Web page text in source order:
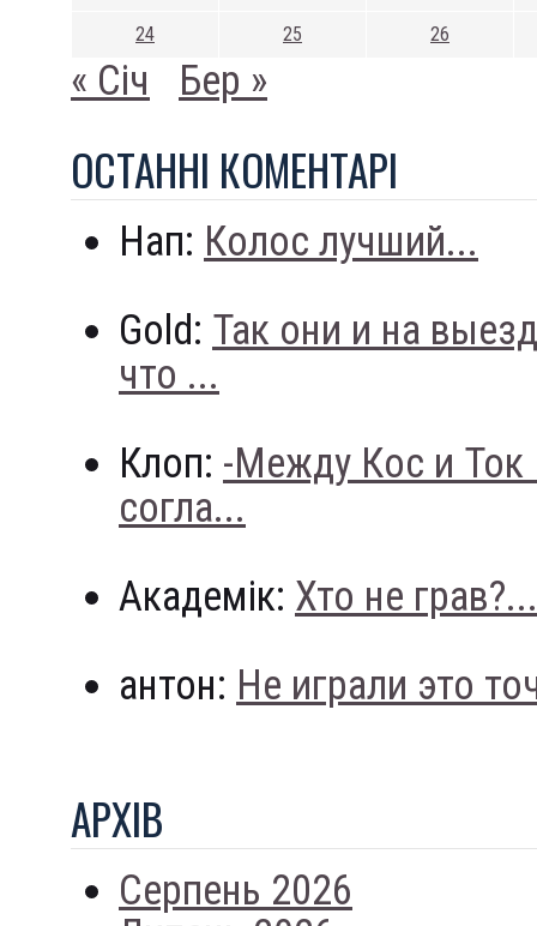
24 25 26
« Січ Бер »
ОСТАННI КОМЕНТАРI
Нап: Колос лучший...
Gold: Так они и на
что ...
Клоп: -Между Кос и
согла...
Академік: Хто не грав?...
антон: Не играли это
АРХIВ
Серпень 2026